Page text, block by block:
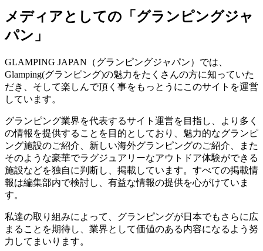
メディアとしての「グランピングジャ
パン」
GLAMPING JAPAN（グランピングジャパン）では、
Glamping(グランピング)の魅力をたくさんの方に知っていた
だき、そして楽しんで頂く事をもっとうにこのサイトを運営
しています。
グランピング業界を代表するサイト運営を目指し、より多く
の情報を提供することを目的としており、魅力的なグランピ
ング施設のご紹介、新しい海外グランピングのご紹介、また
そのような豪華でラグジュアリーなアウトドア体験ができる
施設などを独自に判断し、掲載しています。すべての掲載情
報は編集部内で検討し、有益な情報の提供を心がけていま
す。
私達の取り組みによって、グランピングが日本でもさらに広
まることを期待し、業界として価値のある内容になるよう努
力してまいります。